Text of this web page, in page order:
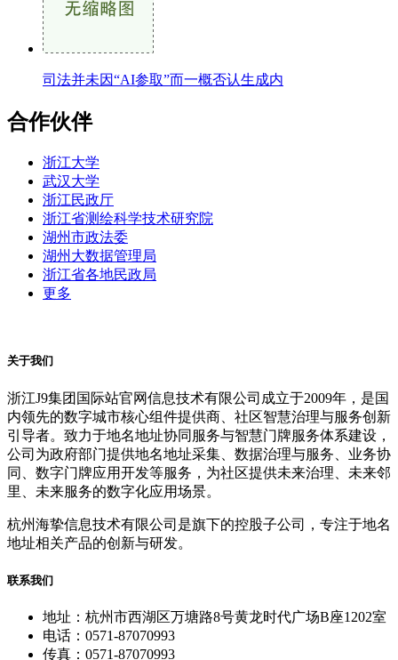
司法并未因“AI参取”而一概否认生成内
合作伙伴
浙江大学
武汉大学
浙江民政厅
浙江省测绘科学技术研究院
湖州市政法委
湖州大数据管理局
浙江省各地民政局
更多
关于我们
浙江J9集团国际站官网信息技术有限公司成立于2009年，是国
内领先的数字城市核心组件提供商、社区智慧治理与服务创新
引导者。致力于地名地址协同服务与智慧门牌服务体系建设，
公司为政府部门提供地名地址采集、数据治理与服务、业务协
同、数字门牌应用开发等服务，为社区提供未来治理、未来邻
里、未来服务的数字化应用场景。
杭州海挚信息技术有限公司是旗下的控股子公司，专注于地名
地址相关产品的创新与研发。
联系我们
地址：杭州市西湖区万塘路8号黄龙时代广场B座1202室
电话：0571-87070993
传真：0571-87070993